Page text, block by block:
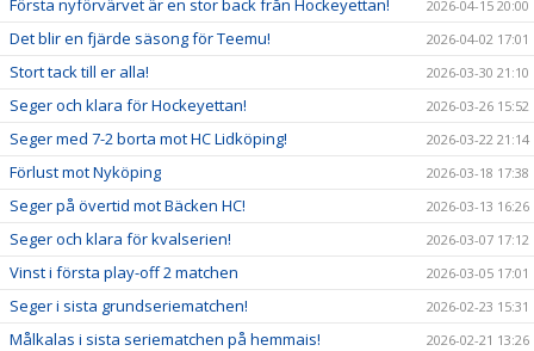
2026-04-15 20:00
Det blir en fjärde säsong för Teemu! 2026-04-02 17:01
Stort tack till er alla! 2026-03-30 21:10
Seger och klara för Hockeyettan! 2026-03-26 15:52
Seger med 7-2 borta mot HC Lidköping! 2026-03-22 21:14
Förlust mot Nyköping 2026-03-18 17:38
Seger på övertid mot Bäcken HC! 2026-03-13 16:26
Seger och klara för kvalserien! 2026-03-07 17:12
Vinst i första play-off 2 matchen 2026-03-05 17:01
Seger i sista grundseriematchen! 2026-02-23 15:31
Målkalas i sista seriematchen på hemmais! 2026-02-21 13:26